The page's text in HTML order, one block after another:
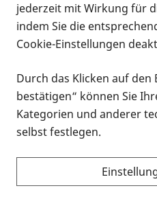
Infomaterial
Infomaterial
Vorlesen
Alle Infomaterialien
Formaten an einem Ort
Sie möchten wissen, wie
suchen und dieses
können? Schauen Sie sich
jederzeit mit Wirkung für
indem Sie die
Cookie-Einstellungen
Durch das Klicken auf den
bestätigen“ können Sie
Kategorien und anderer
selbst festlegen.